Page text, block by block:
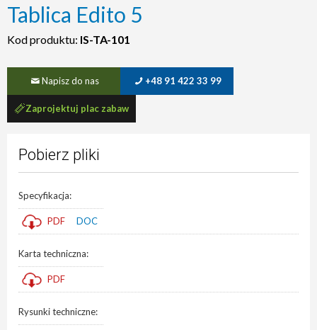
Tablica Edito 5
Kod produktu: IS-TA-101
Napisz do nas +48 91 422 33 99
Zaprojektuj plac zabaw
Pobierz pliki
Specyfikacja:
PDF DOC
Karta techniczna:
PDF
Rysunki techniczne: